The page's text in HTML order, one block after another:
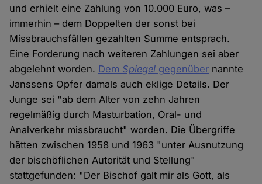
und erhielt eine Zahlung von 10.000 Euro, was –
immerhin – dem Doppelten der sonst bei
Missbrauchsfällen gezahlten Summe entsprach.
Eine Forderung nach weiteren Zahlungen sei aber
abgelehnt worden. Dem Spiegel gegenüber nannte
Janssens Opfer damals auch eklige Details. Der
Junge sei "ab dem Alter von zehn Jahren
regelmäßig durch Masturbation, Oral- und
Analverkehr missbraucht" worden. Die Übergriffe
hätten zwischen 1958 und 1963 "unter Ausnutzung
der bischöflichen Autorität und Stellung"
stattgefunden: "Der Bischof galt mir als Gott, als